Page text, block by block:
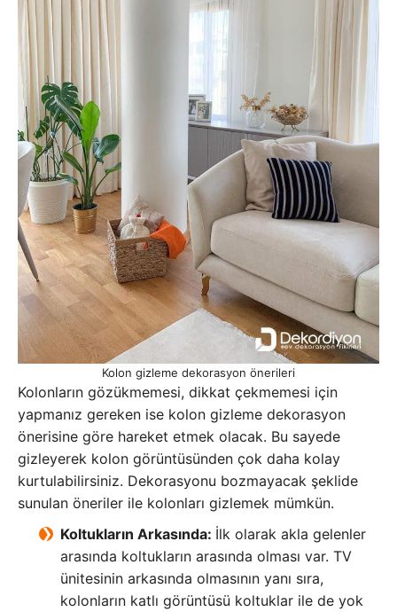
Kolon gizleme dekorasyon önerileri
Kolonların gözükmemesi, dikkat çekmemesi için
yapmanız gereken ise kolon gizleme dekorasyon
önerisine göre hareket etmek olacak. Bu sayede
gizleyerek kolon görüntüsünden çok daha kolay
kurtulabilirsiniz. Dekorasyonu bozmayacak şeklide
sunulan öneriler ile kolonları gizlemek mümkün.
Koltukların Arkasında: İlk olarak akla gelenler
arasında koltukların arasında olması var. TV
ünitesinin arkasında olmasının yanı sıra,
kolonların katlı görüntüsü koltuklar ile de yok